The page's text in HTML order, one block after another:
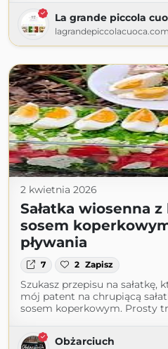
La grande piccola
lagrandepiccolacuoca.com
2 kwietnia 2026
Sałatka wiosenna
sosem
pływania
7 2 Zapisz
Szukasz przepisu na sałatkę,
mój patent na chrupiącą
sosem koperkowym. Prosty
Obżarciuch